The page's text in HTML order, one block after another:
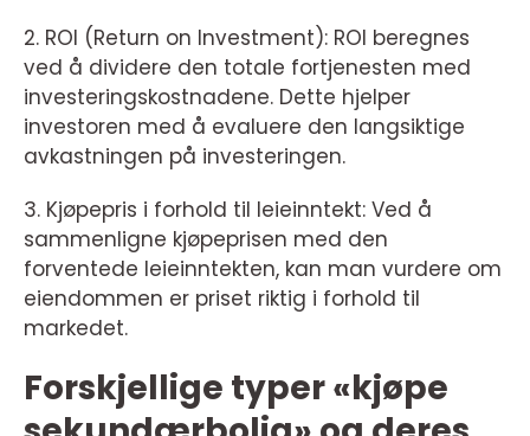
2. ROI (Return on Investment): ROI beregnes
ved å dividere den totale fortjenesten med
investeringskostnadene. Dette hjelper
investoren med å evaluere den langsiktige
avkastningen på investeringen.
3. Kjøpepris i forhold til leieinntekt: Ved å
sammenligne kjøpeprisen med den
forventede leieinntekten, kan man vurdere om
eiendommen er priset riktig i forhold til
markedet.
Forskjellige typer «kjøpe